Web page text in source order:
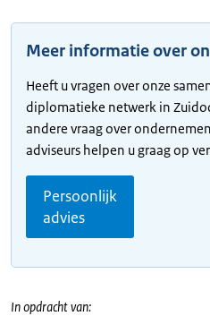
Meer informatie over
Heeft u vragen over onze
diplomatieke netwerk in
andere vraag over
adviseurs helpen u graag op
Persoonlijk
advies
In opdracht van: